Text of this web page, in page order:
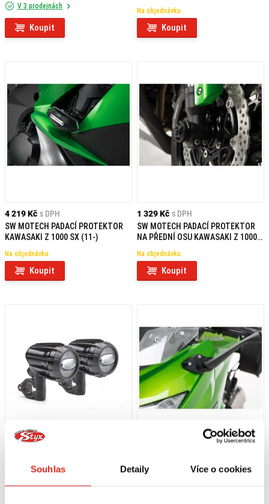
Souhlas Detaily Více o cookies
V 3 prodejnách
Koupit
Na objednávku
Koupit
4 219 Kč s DPH
SW MOTECH PADACÍ PROTEKTOR
KAWASAKI Z 1000 SX (11-)
Na objednávku
Koupit
1 329 Kč s DPH
SW MOTECH PADACÍ PROTEKTOR
NA PŘEDNÍ OSU KAWASAKI Z 1000
Na objednávku
Koupit
GIVI PŘÍDAVNÁ SVĚTLA LED S322
SW MOTECH ROZŠÍŘENÍ ZPĚTNÝCH